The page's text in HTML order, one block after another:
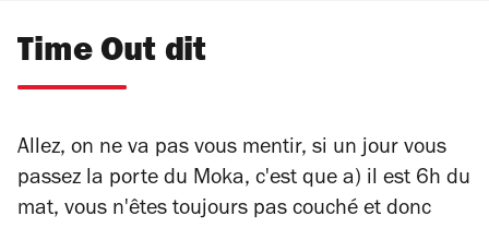
Time Out dit
Allez, on ne va pas vous mentir, si un jour vous
passez la porte du Moka, c'est que a) il est 6h du
mat, vous n'êtes toujours pas couché et donc